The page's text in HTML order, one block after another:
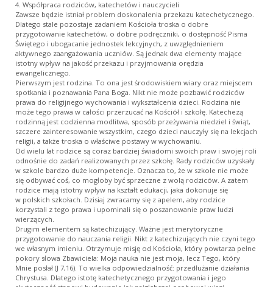
4. Współpraca rodziców, katechetów i nauczycieli
Zawsze będzie istniał problem doskonalenia przekazu katechetycznego.
Dlatego stale pozostaje zadaniem Kościoła troska o dobre
przygotowanie katechetów, o dobre podręczniki, o dostępność Pisma
Świętego i ubogacanie jednostek lekcyjnych, z uwzględnieniem
aktywnego zaangażowania uczniów. Są jednak dwa elementy mające
istotny wpływ na jakość przekazu i przyjmowania orędzia
ewangelicznego.
Pierwszym jest rodzina. To ona jest środowiskiem wiary oraz miejscem
spotkania i poznawania Pana Boga. Nikt nie może pozbawić rodziców
prawa do religijnego wychowania i wykształcenia dzieci. Rodzina nie
może tego prawa w całości przerzucać na Kościół i szkołę. Katechezą
rodzinną jest codzienna modlitwa, sposób przeżywania niedziel i świąt,
szczere zainteresowanie wszystkim, czego dzieci nauczyły się na lekcjach
religii, a także troska o właściwe postawy w wychowaniu.
Od wielu lat rodzice są coraz bardziej świadomi swoich praw i swojej roli
odnośnie do zadań realizowanych przez szkołę. Rady rodziców uzyskały
w szkole bardzo duże kompetencje. Oznacza to, że w szkole nie może
się odbywać coś, co mogłoby być sprzeczne z wolą rodziców. A zatem
rodzice mają istotny wpływ na kształt edukacji, jaka dokonuje się
w polskich szkołach. Dzisiaj zwracamy się z apelem, aby rodzice
korzystali z tego prawa i upominali się o poszanowanie praw ludzi
wierzących.
Drugim elementem są katechizujący. Ważne jest merytoryczne
przygotowanie do nauczania religii. Nikt z katechizujących nie czyni tego
we własnym imieniu. Otrzymuje misję od Kościoła, który powtarza pełne
pokory słowa Zbawiciela: Moja nauka nie jest moja, lecz Tego, który
Mnie posłał (J 7,16). To wielka odpowiedzialność: przedłużanie działania
Chrystusa. Dlatego istotę katechetycznego przygotowania i jego